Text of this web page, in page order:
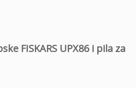
FISKARS UPX86 i pila za